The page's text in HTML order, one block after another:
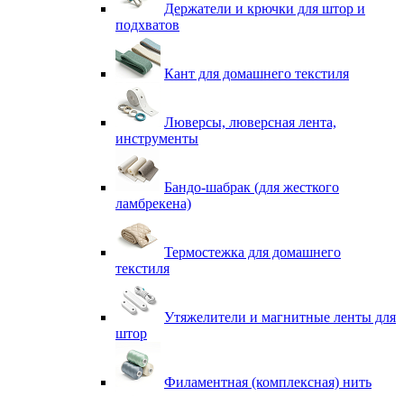
Держатели и крючки для штор и
подхватов
Кант для домашнего текстиля
Люверсы, люверсная лента,
инструменты
Бандо-шабрак (для жесткого
ламбрекена)
Термостежка для домашнего
текстиля
Утяжелители и магнитные ленты для
штор
Филаментная (комплексная) нить